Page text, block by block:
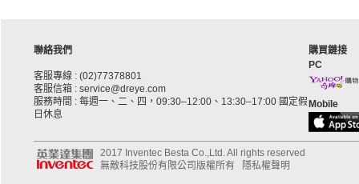
聯絡我們
客服專線 : (02)77378801
客服信箱 : service@dreye.com
服務時間 : 每週一、二、四，09:30–12:00、13:30–17:00 國定假
日休息
購買鏈接
PC
Mobile
2017 Inventec Besta Co.,Ltd. All rights reserved
無敵科技股份有限公司版權所有
隱私權聲明